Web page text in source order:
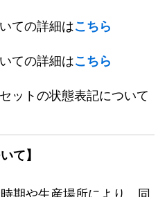
ての詳細はこちら
ての詳細はこちら
ットの状態表記について
て】